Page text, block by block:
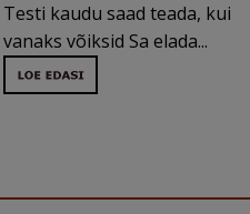
Testi kaudu saad teada, kui
vanaks võiksid Sa elada...